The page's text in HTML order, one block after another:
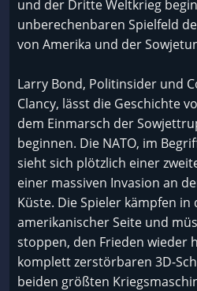
und der Dritte Weltkrieg
unberechenbaren Spielfeld
von Amerika und der
Larry Bond, Politinsider und
Clancy, lässt die Geschichte
dem Einmarsch der
beginnen. Die NATO, im
sieht sich plötzlich einer
einer massiven Invasion an
Küste. Die Spieler kämpfen
amerikanischer Seite und
stoppen, den Frieden wieder
komplett zerstörbaren 3D-
beiden größten